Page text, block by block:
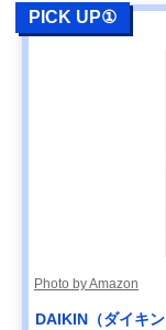
PICK UP①
Photo by Amazon
DAIKIN（ダイキン